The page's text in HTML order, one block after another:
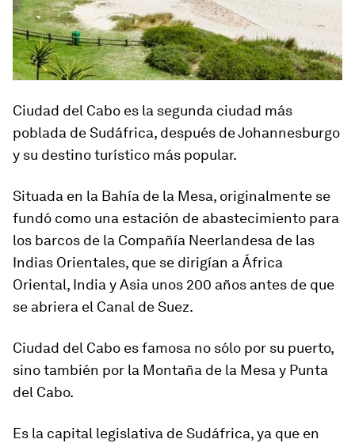
Ciudad del Cabo es la segunda ciudad más
poblada de Sudáfrica, después de Johannesburgo
y su destino turístico más popular.
Situada en la Bahía de la Mesa, originalmente se
fundó como una estación de abastecimiento para
los barcos de la Compañía Neerlandesa de las
Indias Orientales, que se dirigían a África
Oriental, India y Asia unos 200 años antes de que
se abriera el Canal de Suez.
Ciudad del Cabo es famosa no sólo por su puerto,
sino también por la Montaña de la Mesa y Punta
del Cabo.
Es la capital legislativa de Sudáfrica, ya que en